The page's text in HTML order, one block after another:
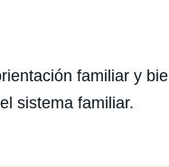
familiar y
sistema familiar.